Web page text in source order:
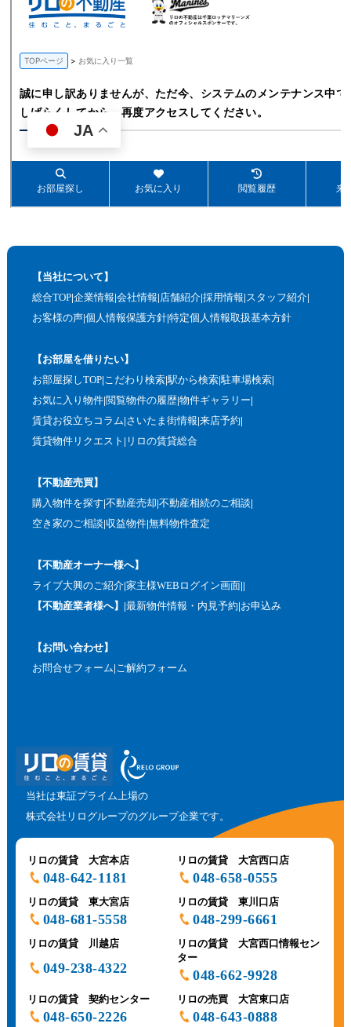
【当社について】
総合TOP 企業情報 会社情報 店舗紹介 採用情報 スタッフ紹介
お客様の声 個人情報保護方針 特定個人情報取扱基本方針
【お部屋を借りたい】
お部屋探しTOP こだわり検索 駅から検索 駐車場検索
お気に入り物件 閲覧物件の履歴 物件ギャラリー
賃貸お役立ちコラム さいたま街情報 来店予約
賃貸物件リクエスト リロの賃貸総合
【不動産売買】
購入物件を探す 不動産売却 不動産相続のご相談
空き家のご相談 収益物件 無料物件査定
【不動産オーナー様へ】
ライブ大興のご紹介 家主様WEBログイン画面
【不動産業者様へ】
最新物件情報・内見予約 お申込み
【お問い合わせ】
お問合せフォーム ご解約フォーム
当社は東証プライム上場の
株式会社リログループのグループ企業です。
リロの賃貸 大宮本店
048-642-1181
リロの賃貸 大宮西口店
048-658-0555
リロの賃貸 東大宮店
048-681-5558
リロの賃貸 東川口店
048-299-6661
リロの賃貸 川越店
049-238-4322
リロの賃貸 大宮西口情報セン
ター
048-662-9928
リロの賃貸 契約センター
048-650-2226
リロの売買 大宮東口店
048-643-0888